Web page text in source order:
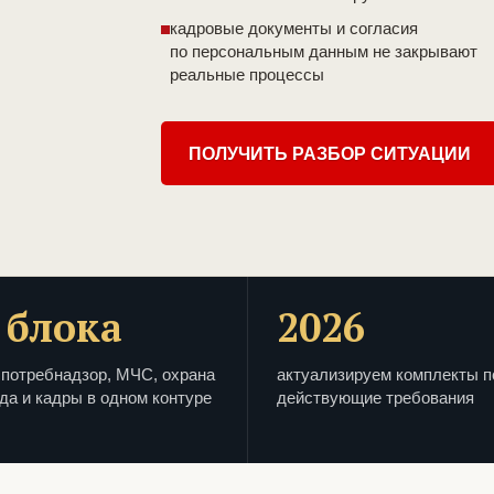
кадровые документы и согласия
по персональным данным не закрывают
реальные процессы
ПОЛУЧИТЬ РАЗБОР СИТУАЦИИ
МЧС, охрана
и кадры в одном контуре
2026
актуализируем комплекты
действующие требования